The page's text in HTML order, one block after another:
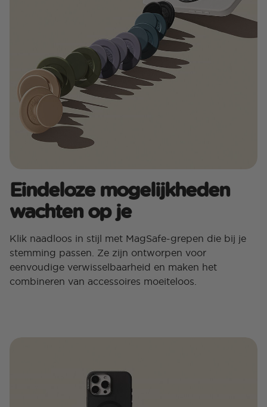
Eindeloze mogelijkheden
wachten op je
Klik naadloos in stijl met MagSafe-grepen die bij je
stemming passen. Ze zijn ontworpen voor
eenvoudige verwisselbaarheid en maken het
combineren van accessoires moeiteloos.